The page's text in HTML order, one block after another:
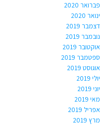
פברואר 2020
ינואר 2020
דצמבר 2019
נובמבר 2019
אוקטובר 2019
ספטמבר 2019
אוגוסט 2019
יולי 2019
יוני 2019
מאי 2019
אפריל 2019
מרץ 2019